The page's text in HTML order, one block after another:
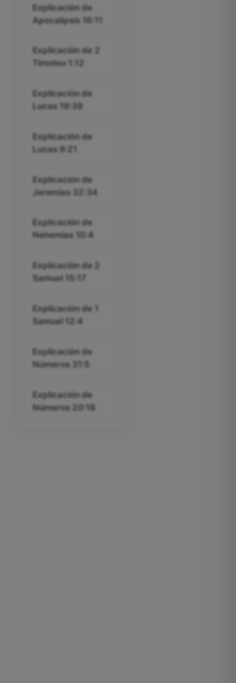
Explicación de
Apocalipsis 16:11
Explicación de 2
Timoteo 1:12
Explicación de
Lucas 19:39
Explicación de
Lucas 9:21
Explicación de
Jeremías 32:34
Explicación de
Nehemías 10:4
Explicación de 2
Samuel 15:17
Explicación de 1
Samuel 12:4
Explicación de
Números 31:5
Explicación de
Números 20:18